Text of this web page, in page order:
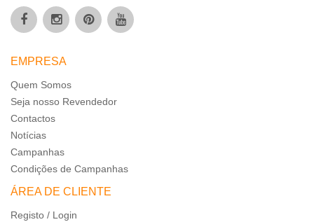
EMPRESA
Quem Somos
Seja nosso Revendedor
Contactos
Notícias
Campanhas
Condições de Campanhas
ÁREA DE CLIENTE
Registo / Login